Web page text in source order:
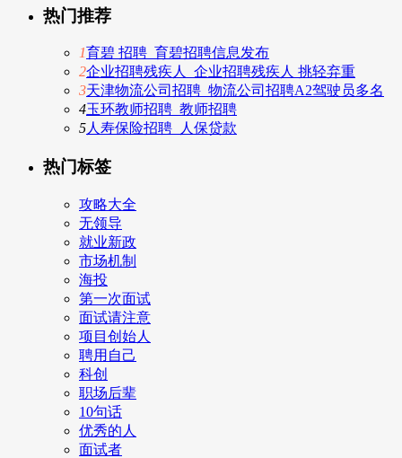
热门推荐
1育碧 招聘_育碧招聘信息发布
2企业招聘残疾人_企业招聘残疾人 挑轻弃重
3天津物流公司招聘_物流公司招聘A2驾驶员多名
4玉环教师招聘_教师招聘
5人寿保险招聘_人保贷款
热门标签
攻略大全
无领导
就业新政
市场机制
海投
第一次面试
面试请注意
项目创始人
聘用自己
科创
职场后辈
10句话
优秀的人
面试者